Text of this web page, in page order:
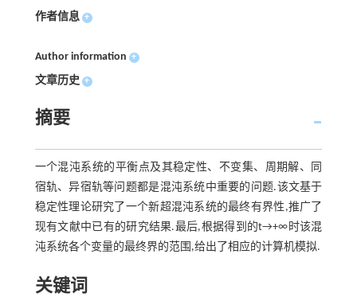
作者信息 +
Author information +
文章历史 +
摘要
一个混沌系统的平衡点及其稳定性、不变集、周期解、同
宿轨、异宿轨等问题都是混沌系统中重要的问题.该文基于
稳定性理论研究了一个新超混沌系统的最终有界性,推广了
现有文献中已有的研究结果.最后,根据得到的t→+∞时该混
沌系统各个变量的最终界的范围,给出了相应的计算机模拟.
关键词